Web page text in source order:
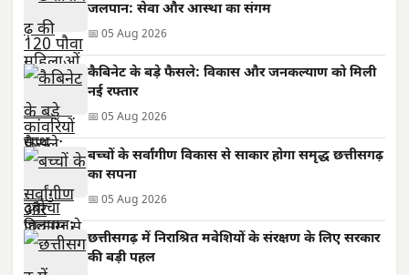
जलपान: सेवा और आस्था का संगम
📅 05 Aug 2026
कैबिनेट के बड़े फैसले: विकास और जनकल्याण को मिली
नई रफ्तार
📅 05 Aug 2026
बच्चों के सर्वांगीण विकास से साकार होगा समृद्ध छत्तीसगढ़
का सपना
📅 05 Aug 2026
छत्तीसगढ़ में निराश्रित मवेशियों के संरक्षण के लिए सरकार
की बड़ी पहल